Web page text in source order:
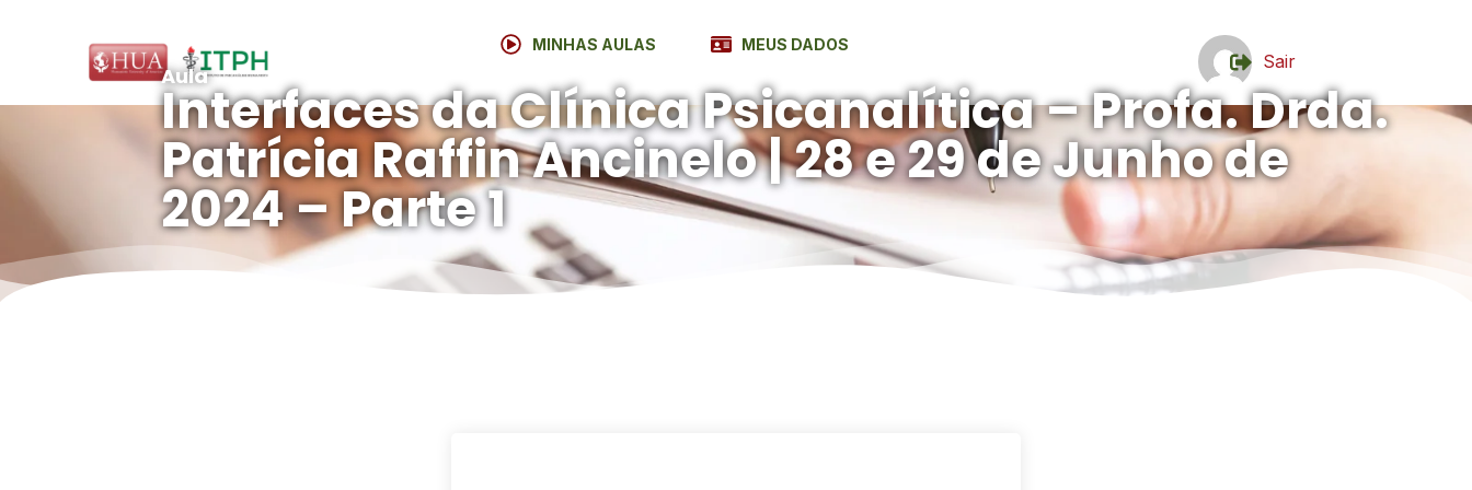
MINHAS AULAS MEUS DADOS
Sair
Aula
Interfaces da Clínica Psicanalítica – Profa. Drda.
Patrícia Raffin Ancinelo | 28 e 29 de Junho de
2024 – Parte 1